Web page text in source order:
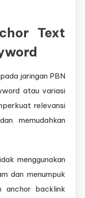
Text
jaringan PBN
atau variasi
relevansi
memudahkan
menggunakan
dan menumpuk
anchor backlink